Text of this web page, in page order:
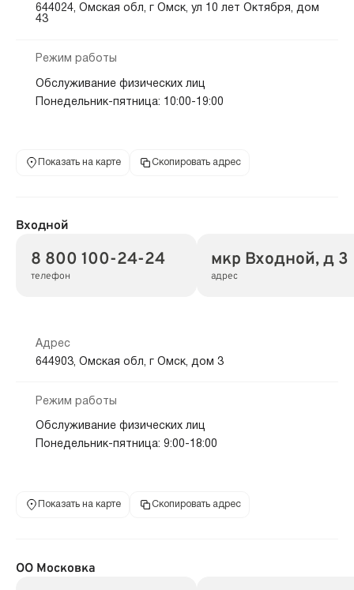
644024, Омская обл, г Омск, ул 10 лет Октября, дом
43
Режим работы
Обслуживание физических лиц
Понедельник-пятница: 10:00-19:00
Показать на карте Скопировать адрес
Входной
8 800 100-24-24
телефон
мкр Входной, д 3
адрес
Адрес
644903, Омская обл, г Омск, дом 3
Режим работы
Обслуживание физических лиц
Понедельник-пятница: 9:00-18:00
Показать на карте Скопировать адрес
ОО Московка